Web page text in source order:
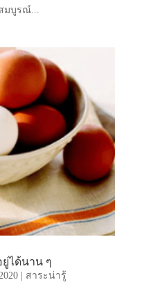
บูรณ์...
ยู่ได้นาน ๆ
| สาระน่ารู้